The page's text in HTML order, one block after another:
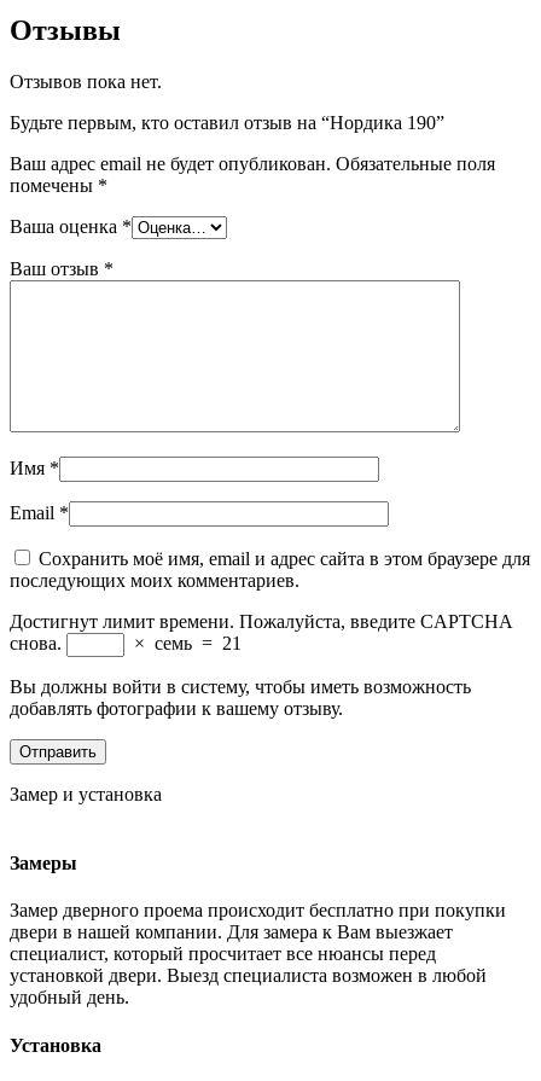
Отзывы
Отзывов пока нет.
Будьте первым, кто оставил отзыв на “Нордика 190”
Ваш адрес email не будет опубликован. Обязательные поля
помечены *
Ваша оценка *
Ваш отзыв *
Имя *
Email *
Сохранить моё имя, email и адрес сайта в этом браузере для
последующих моих комментариев.
Достигнут лимит времени. Пожалуйста, введите CAPTCHA
снова.
× семь = 21
Вы должны войти в систему, чтобы иметь возможность
добавлять фотографии к вашему отзыву.
Замер и установка
Замеры
Замер дверного проема происходит бесплатно при покупки
двери в нашей компании. Для замера к Вам выезжает
специалист, который просчитает все нюансы перед
установкой двери. Выезд специалиста возможен в любой
удобный день.
Установка